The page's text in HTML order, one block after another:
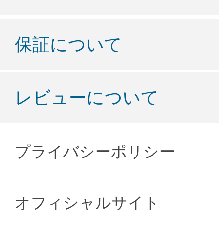
保証について
レビューについて
プライバシーポリシー
オフィシャルサイト